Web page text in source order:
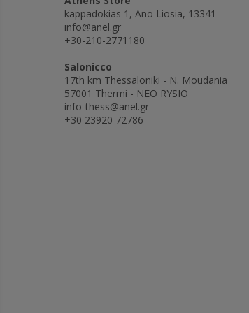
kappadokias 1, Ano Liosia, 13341
info@anel.gr
+30-210-2771180
Salonicco
17th km Thessaloniki - N. Moudania
57001 Thermi - NEO RYSIO
info-thess@anel.gr
+30 23920 72786